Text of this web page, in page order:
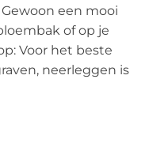
een mooi
of op je
Voor het beste
neerleggen is